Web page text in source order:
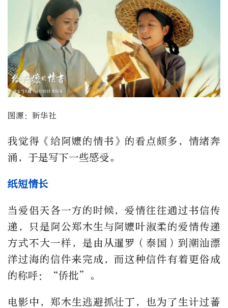
图源：新华社
我觉得《给阿嬷的情书》的看点颇多，情绪奔
涌，于是写下一些感受。
纸短情长
当爱侣天各一方的时候，爱情往往通过书信传
递，只是阿公郑木生与阿嬷叶淑柔的爱情传递
方式不大一样，是由从暹罗（泰国）到潮汕漂
洋过海的信件来完成，而这种信件有着更俗成
的称呼：“侨批”。
电影中，郑木生逃避抓壮丁，也为了生计过蕃